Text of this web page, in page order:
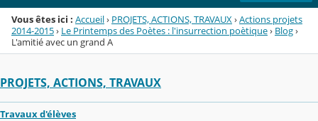
Vous êtes ici : Accueil› PROJETS, ACTIONS, TRAVAUX ›Actions projets
2014-2015› Le Printemps des Poètes : l'insurrection poètique› Blog›
L'amitié avec un grand A
PROJETS, ACTIONS, TRAVAUX
Travaux d'élèves